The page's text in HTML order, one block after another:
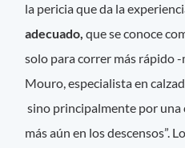
la pericia que da la
adecuado, que se conoce
solo para correr más rápido
Mouro, especialista en
sino principalmente por una
más aún en los descensos”.